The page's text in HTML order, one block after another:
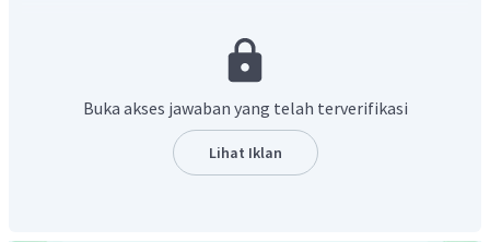
Dengan demikian besar momentum foton adalah
Buka akses jawaban yang telah terverifikasi
Lihat Iklan